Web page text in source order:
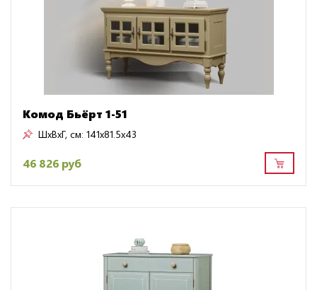
Комод Бьёрт 1-51
ШxВxГ, см: 141x81.5x43
46 826 руб